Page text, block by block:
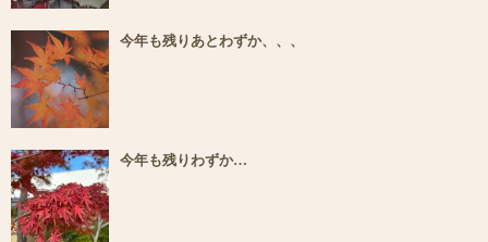
今年も残りあとわずか、、、
今年も残りわずか…